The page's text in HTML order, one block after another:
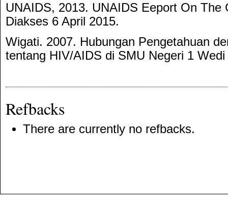
UNAIDS, 2013. UNAIDS Eeport On The
Diakses 6 April 2015.
Wigati. 2007. Hubungan Pengetahuan
tentang HIV/AIDS di SMU Negeri 1
Refbacks
There are currently no refbacks.